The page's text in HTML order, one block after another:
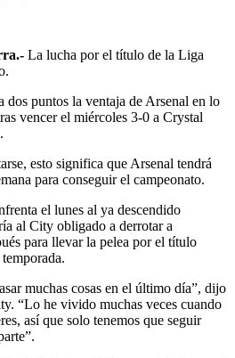
La lucha por el título de la Liga
puntos la ventaja de Arsenal en lo
vencer el miércoles 3-0 a Crystal
esto significa que Arsenal tendrá
para conseguir el campeonato.
el lunes al ya descendido
al City obligado a derrotar a
para llevar la pelea por el título
muchas cosas en el último día”, dijo
“Lo he vivido muchas veces cuando
así que solo tenemos que seguir